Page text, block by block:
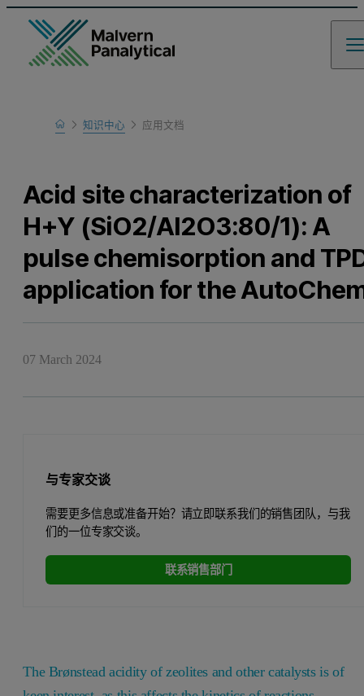
Home
Learn
知识中心 应用文档
Acid site characterization of
H+Y (SiO2/Al2O3:80/1): A
pulse chemisorption and
application for the
07 March 2024
与专家交谈
需要更多信息或准备开始？请立即联系我们的销售团队，与我
们的一位专家交谈。
联系销售部门
The Brønstead acidity of zeolites and other catalysts is of